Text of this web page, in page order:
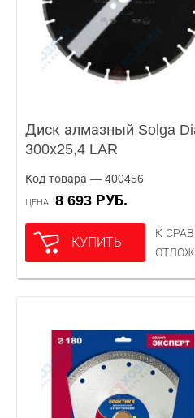
Диск алмазный Solga
300х25,4 LAR
Код товара — 400456
ЦЕНА 8 693 РУБ.
КУПИТЬ
К